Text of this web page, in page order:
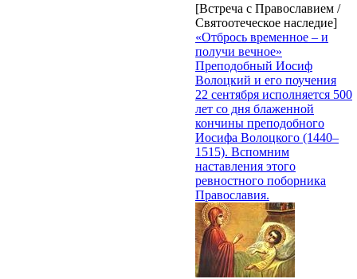
[Встреча с Православием /
Святоотеческое наследие]
«Отбрось временное – и
получи вечное»
Преподобный Иосиф
Волоцкий и его поучения
22 сентября исполняется 500
лет со дня блаженной
кончины преподобного
Иосифа Волоцкого (1440–
1515). Вспомним
наставления этого
ревностного поборника
Православия.